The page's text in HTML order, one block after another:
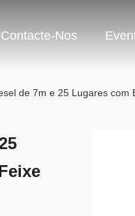
Contacte-Nos
de 7m e 25 Lugares